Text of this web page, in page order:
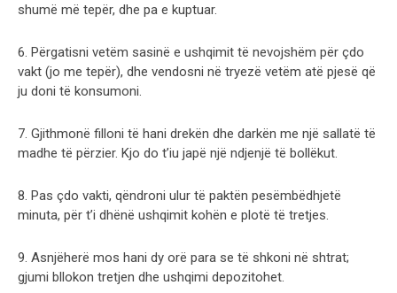
shumë më tepër, dhe pa e kuptuar.
6. Përgatisni vetëm sasinë e ushqimit të nevojshëm për çdo
vakt (jo me tepër), dhe vendosni në tryezë vetëm atë pjesë që
ju doni të konsumoni.
7. Gjithmonë filloni të hani drekën dhe darkën me një sallatë të
madhe të përzier. Kjo do t’iu japë një ndjenjë të bollëkut.
8. Pas çdo vakti, qëndroni ulur të paktën pesëmbëdhjetë
minuta, për t’i dhënë ushqimit kohën e plotë të tretjes.
9. Asnjëherë mos hani dy orë para se të shkoni në shtrat;
gjumi bllokon tretjen dhe ushqimi depozitohet.